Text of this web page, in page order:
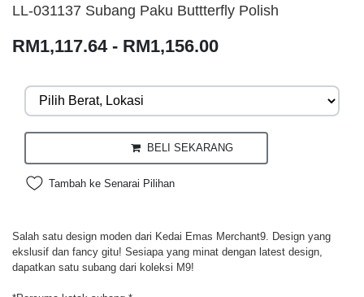
LL-031137 Subang Paku Buttterfly Polish
RM1,117.64 - RM1,156.00
BELI SEKARANG
Tambah ke Senarai Pilihan
Salah satu design moden dari Kedai Emas Merchant9. Design yang
ekslusif dan fancy gitu! Sesiapa yang minat dengan latest design,
dapatkan satu subang dari koleksi M9!